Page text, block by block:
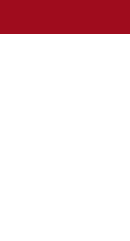
Perú